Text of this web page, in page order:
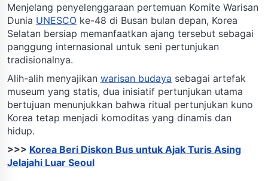
Menjelang penyelenggaraan pertemuan Komite Warisan
Dunia UNESCO ke-48 di Busan bulan depan, Korea
Selatan bersiap memanfaatkan ajang tersebut sebagai
panggung internasional untuk seni pertunjukan
tradisionalnya.
Alih-alih menyajikan warisan budaya sebagai artefak
museum yang statis, dua inisiatif pertunjukan utama
bertujuan menunjukkan bahwa ritual pertunjukan kuno
Korea tetap menjadi komoditas yang dinamis dan
hidup.
>>> Korea Beri Diskon Bus untuk Ajak Turis Asing
Jelajahi Luar Seoul